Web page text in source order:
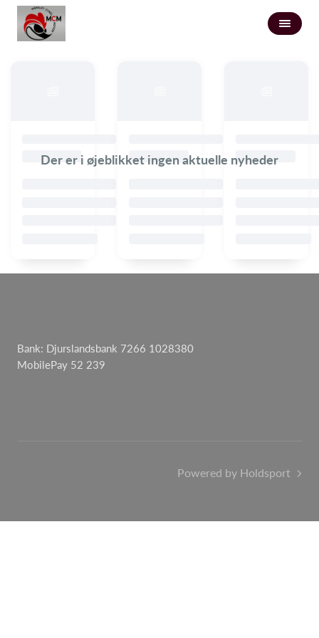
Der er i øjeblikket ingen aktuelle nyheder
Bank: Djurslandsbank 7266 1028380
MobilePay 52 239
Powered by Holdsport